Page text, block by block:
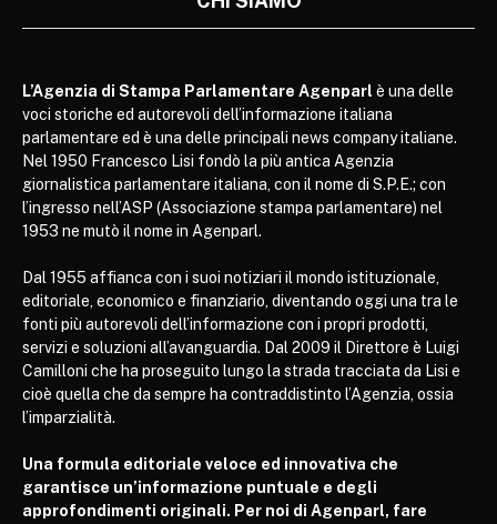
L’Agenzia di Stampa Parlamentare Agenparl è una delle
voci storiche ed autorevoli dell’informazione italiana
parlamentare ed è una delle principali news company italiane.
Nel 1950 Francesco Lisi fondò la più antica Agenzia
giornalistica parlamentare italiana, con il nome di S.P.E.; con
l’ingresso nell’ASP (Associazione stampa parlamentare) nel
1953 ne mutò il nome in Agenparl.
Dal 1955 affianca con i suoi notiziari il mondo istituzionale,
editoriale, economico e finanziario, diventando oggi una tra le
fonti più autorevoli dell’informazione con i propri prodotti,
servizi e soluzioni all’avanguardia. Dal 2009 il Direttore è Luigi
Camilloni che ha proseguito lungo la strada tracciata da Lisi e
cioè quella che da sempre ha contraddistinto l’Agenzia, ossia
l’imparzialità.
Una formula editoriale veloce ed innovativa che
garantisce un’informazione puntuale e degli
approfondimenti originali. Per noi di Agenparl, fare